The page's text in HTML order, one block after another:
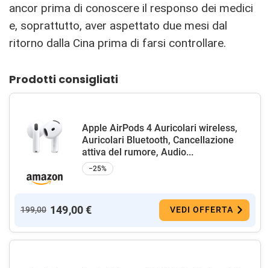
ancor prima di conoscere il responso dei medici
e, soprattutto, aver aspettato due mesi dal
ritorno dalla Cina prima di farsi controllare.
Prodotti consigliati
Apple AirPods 4 Auricolari wireless,
Auricolari Bluetooth, Cancellazione
attiva del rumore, Audio...
−25%
199,00 149,00 € VEDI OFFERTA